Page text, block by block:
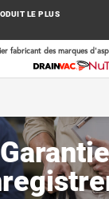
LE PLUS
fabricant des marques